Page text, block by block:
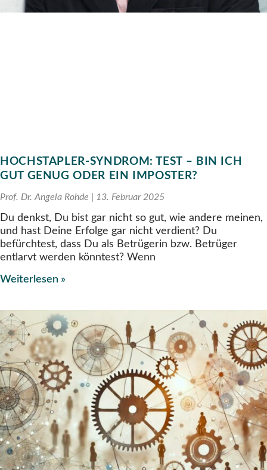
HOCHSTAPLER-SYNDROM: TEST – BIN ICH
GUT GENUG ODER EIN IMPOSTER?
Prof. Dr. Angela Rohde 13. Februar 2025
Du denkst, Du bist gar nicht so gut, wie andere meinen,
und hast Deine Erfolge gar nicht verdient? Du
befürchtest, dass Du als Betrügerin bzw. Betrüger
entlarvt werden könntest? Wenn
Weiterlesen »